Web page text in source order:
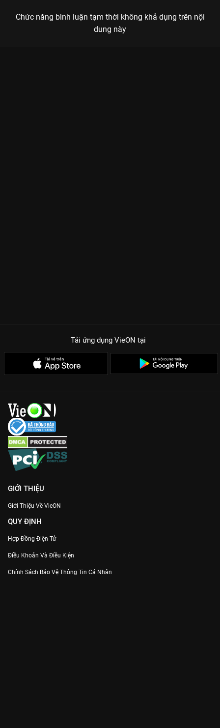
Chức năng bình luận tạm thời không khả dụng trên nội
dung này
Tải ứng dụng VieON tại
GIỚI THIỆU
Giới Thiệu Về VieON
QUY ĐỊNH
Hợp Đồng Điện Tử
Điều Khoản Và Điều Kiện
Chính Sách Bảo Vệ Thông Tin Cá Nhân